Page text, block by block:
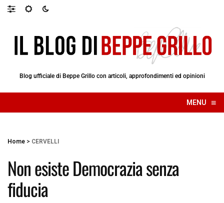
Blog ufficiale di Beppe Grillo con articoli, approfondimenti ed opinioni
MENU ≡
☰
Home > CERVELLI
Non esiste Democrazia senza
fiducia